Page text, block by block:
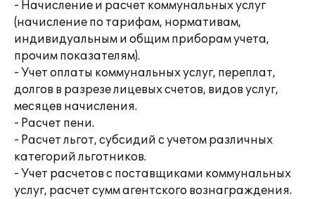
- Начисление и расчет коммунальных услуг
(начисление по тарифам, нормативам,
индивидуальным и общим приборам учета,
прочим показателям).
- Учет оплаты коммунальных услуг, переплат,
долгов в разрезе лицевых счетов, видов услуг,
месяцев начисления.
- Расчет пени.
- Расчет льгот, субсидий с учетом различных
категорий льготников.
- Учет расчетов с поставщиками коммунальных
услуг, расчет сумм агентского вознаграждения.